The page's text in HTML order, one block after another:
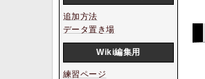
追加方法
データ置き場
Wiki編集用
練習ページ